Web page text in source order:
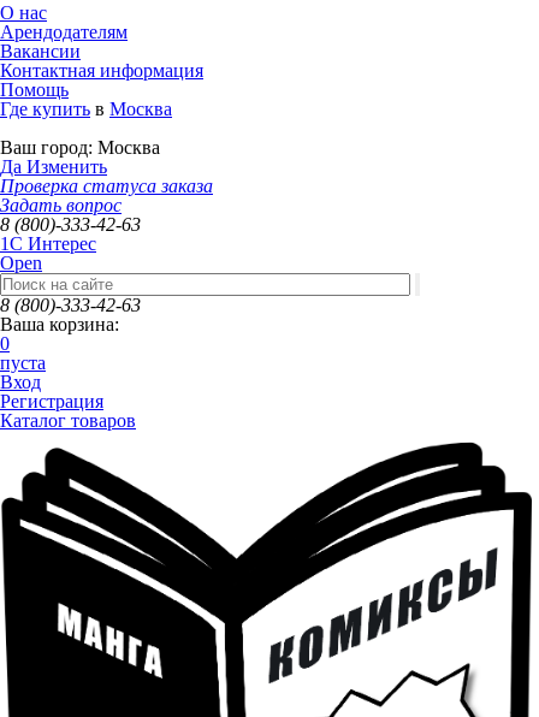
О нас
Арендодателям
Вакансии
Контактная информация
Помощь
Где купить в Москва
Ваш город: Москва
Да Изменить
Проверка статуса заказа
Задать вопрос
8 (800)-333-42-63
1C Интерес
Open
8 (800)-333-42-63
Ваша корзина:
0
пуста
Вход
Регистрация
Каталог товаров